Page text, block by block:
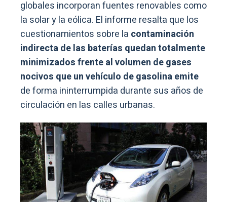
globales incorporan fuentes renovables como
la solar y la eólica. El informe resalta que los
cuestionamientos sobre la contaminación
indirecta de las baterías quedan totalmente
minimizados frente al volumen de gases
nocivos que un vehículo de gasolina emite
de forma ininterrumpida durante sus años de
circulación en las calles urbanas.